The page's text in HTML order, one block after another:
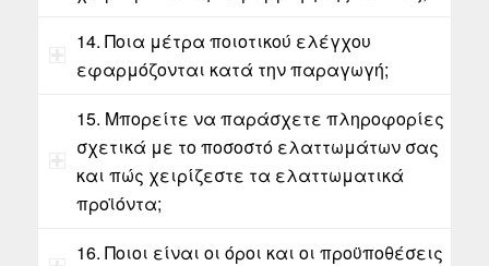
14. Ποια μέτρα ποιοτικού ελέγχου
εφαρμόζονται κατά την παραγωγή;
15. Μπορείτε να παράσχετε πληροφορίες
σχετικά με το ποσοστό ελαττωμάτων σας
και πώς χειρίζεστε τα ελαττωματικά
προϊόντα;
16. Ποιοι είναι οι όροι και οι προϋποθέσεις